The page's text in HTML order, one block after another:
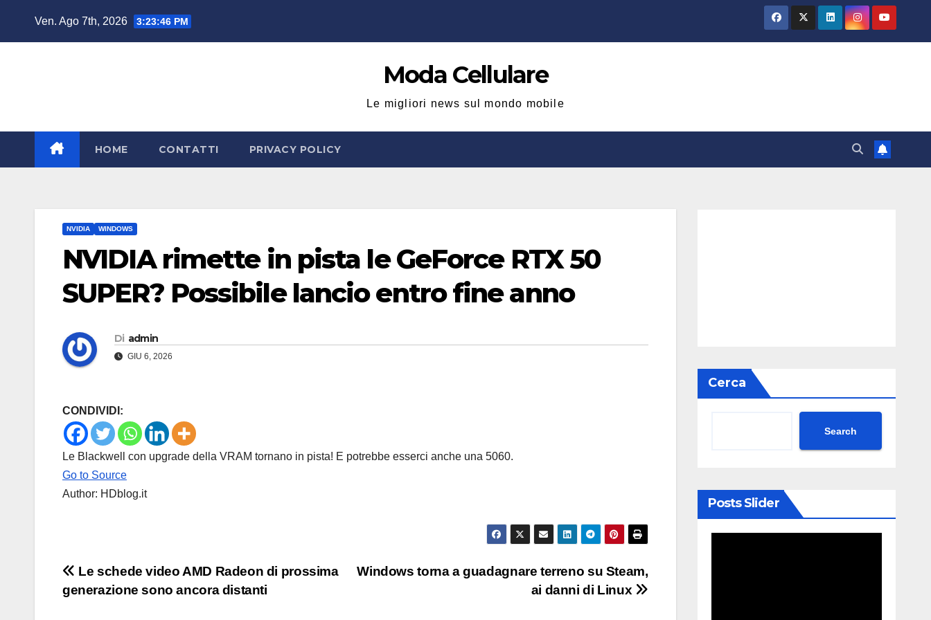
Ven. Ago 7th, 2026 3:23:47 PM
Moda Cellulare
Le migliori news sul mondo mobile
HOME CONTATTI PRIVACY POLICY
NVIDIA WINDOWS
NVIDIA rimette in pista le GeForce RTX 50
SUPER? Possibile lancio entro fine anno
Di admin
GIU 6, 2026
CONDIVIDI:
Le Blackwell con upgrade della VRAM tornano in pista! E potrebbe esserci anche una 5060.
Go to Source
Author: HDblog.it
Navigazione
articoli
Windows torna a guadagnare terreno su Steam,
ai danni di Linux
Le schede video AMD Radeon di prossima
generazione sono ancora distanti
Cerca
Search
Posts Slider